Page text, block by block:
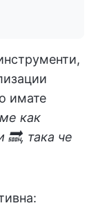
имате
как
🔜, така че